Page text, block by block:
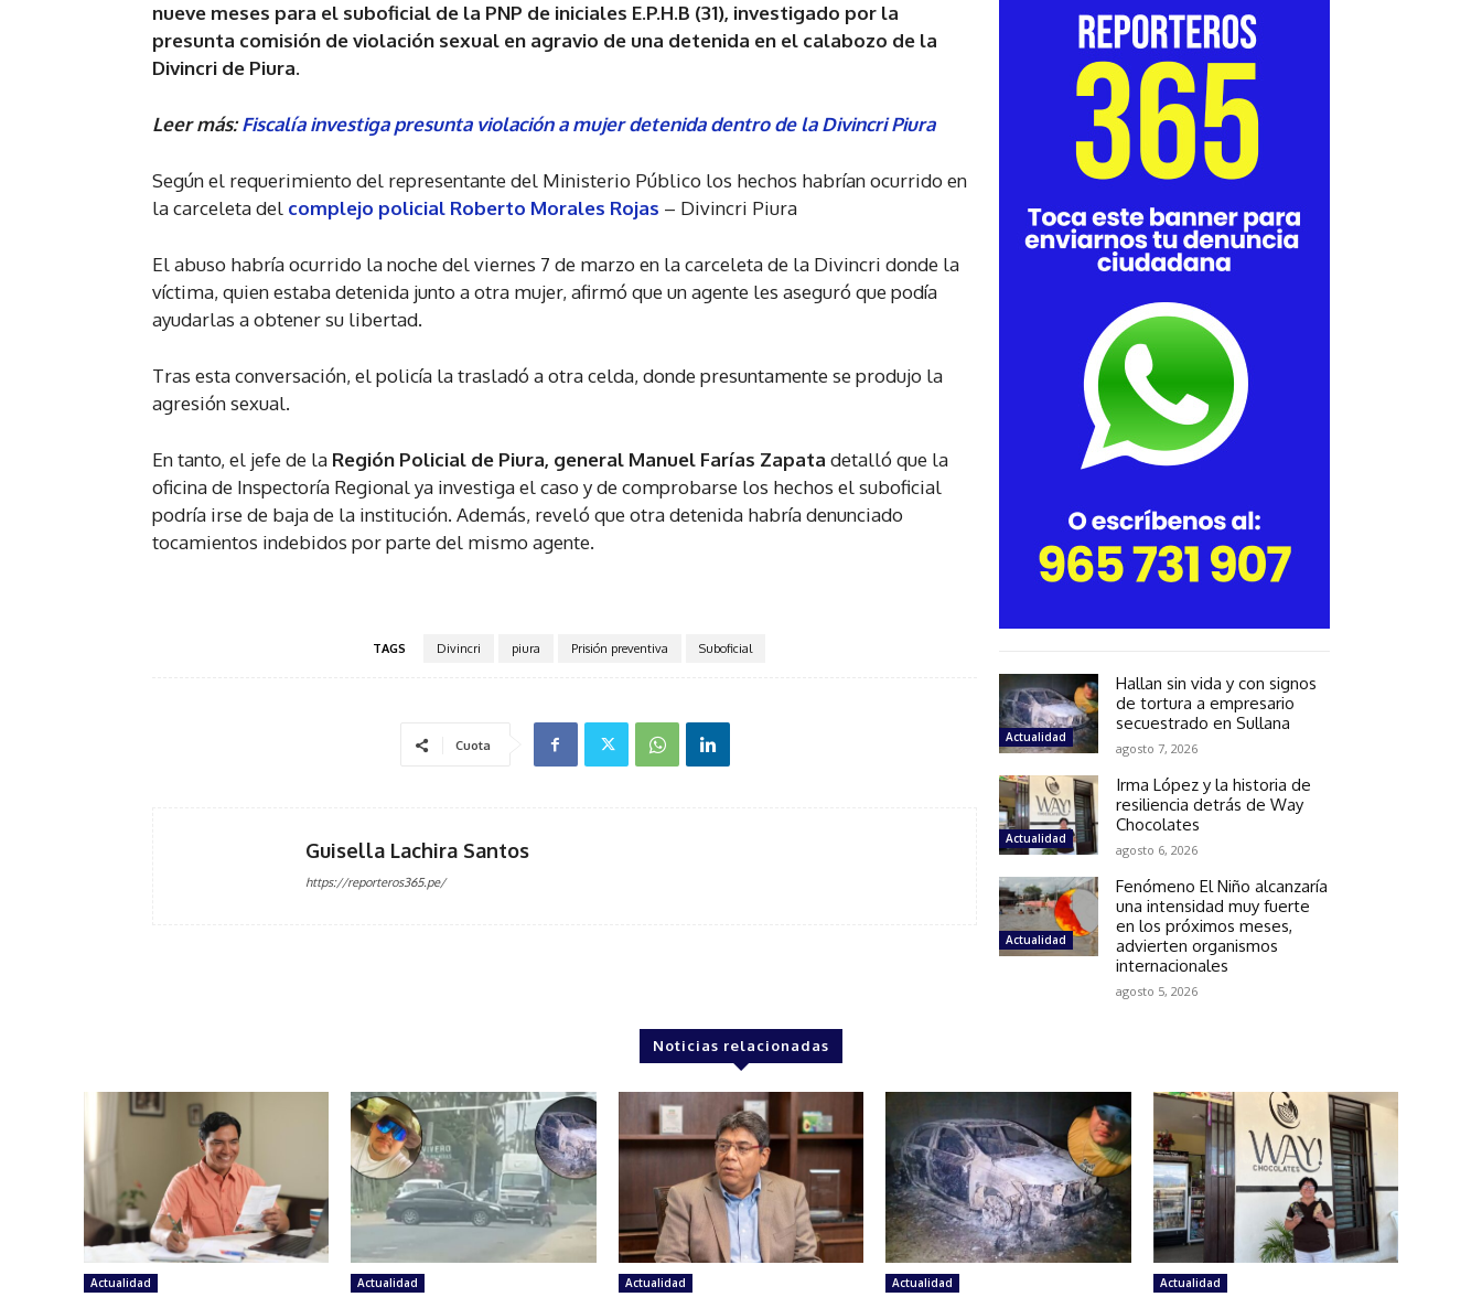
nueve meses para el suboficial de la PNP de iniciales E.P.H.B (31), investigado por la
presunta comisión de violación sexual en agravio de una detenida en el calabozo de la
Divincri de Piura.
Leer más:Fiscalía investiga presunta violación a mujer detenida dentro de la Divincri Piura
Según el requerimiento del representante del Ministerio Público los hechos habrían ocurrido en
la carceleta del complejo policial Roberto Morales Rojas – Divincri Piura
El abuso habría ocurrido la noche del viernes 7 de marzo en la carceleta de la Divincri donde la
víctima, quien estaba detenida junto a otra mujer, afirmó que un agente les aseguró que podía
ayudarlas a obtener su libertad.
Tras esta conversación, el policía la trasladó a otra celda, donde presuntamente se produjo la
agresión sexual.
En tanto, el jefe de la Región Policial de Piura, general Manuel Farías Zapata detalló que la
oficina de Inspectoría Regional ya investiga el caso y de comprobarse los hechos el suboficial
podría irse de baja de la institución. Además, reveló que otra detenida habría denunciado
tocamientos indebidos por parte del mismo agente.
TAGS Divincri piura Prisión preventiva Suboficial
Cuota
Guisella Lachira Santos
https://reporteros365.pe/
Actualidad
Hallan sin vida y con signos
de tortura a empresario
secuestrado en Sullana
agosto 7, 2026
Actualidad
Irma López y la historia de
resiliencia detrás de Way
Chocolates
agosto 6, 2026
Actualidad
Fenómeno El Niño alcanzaría
una intensidad muy fuerte
en los próximos meses,
advierten organismos
internacionales
agosto 5, 2026
Noticias relacionadas
Actualidad Actualidad Actualidad Actualidad Actualidad